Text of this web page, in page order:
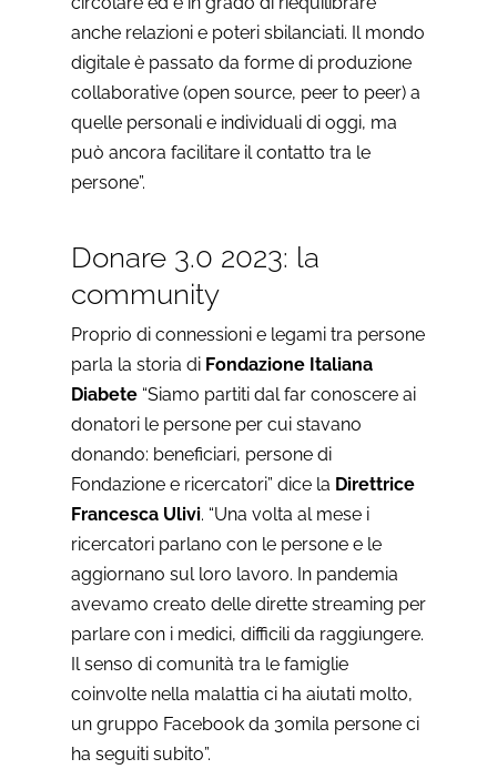
anche relazioni e poteri sbilanciati. Il mondo
digitale è passato da forme di produzione
collaborative (open source, peer to peer) a
quelle personali e individuali di oggi, ma
può ancora facilitare il contatto tra le
persone”.
Donare 3.0 2023: la
community
Proprio di connessioni e legami tra persone
parla la storia di Fondazione Italiana
Diabete “Siamo partiti dal far conoscere ai
donatori le persone per cui stavano
donando: beneficiari, persone di
Fondazione e ricercatori” dice la Direttrice
Francesca Ulivi. “Una volta al mese i
ricercatori parlano con le persone e le
aggiornano sul loro lavoro. In pandemia
avevamo creato delle dirette streaming per
parlare con i medici, difficili da raggiungere.
Il senso di comunità tra le famiglie
coinvolte nella malattia ci ha aiutati molto,
un gruppo Facebook da 30mila persone ci
ha seguiti subito”.